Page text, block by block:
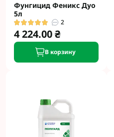
Фунгицид Феникс Дуо
5л
2
4 224.00 ₴
В корзину